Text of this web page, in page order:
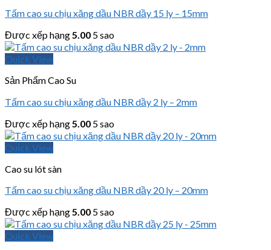
Tấm cao su chịu xăng dầu NBR dầy 15 ly – 15mm
Được xếp hạng5.00 5 sao
Quick View
Sản Phẩm Cao Su
Tấm cao su chịu xăng dầu NBR dầy 2 ly – 2mm
Được xếp hạng5.00 5 sao
Quick View
Cao su lót sàn
Tấm cao su chịu xăng dầu NBR dầy 20 ly – 20mm
Được xếp hạng5.00 5 sao
Quick View